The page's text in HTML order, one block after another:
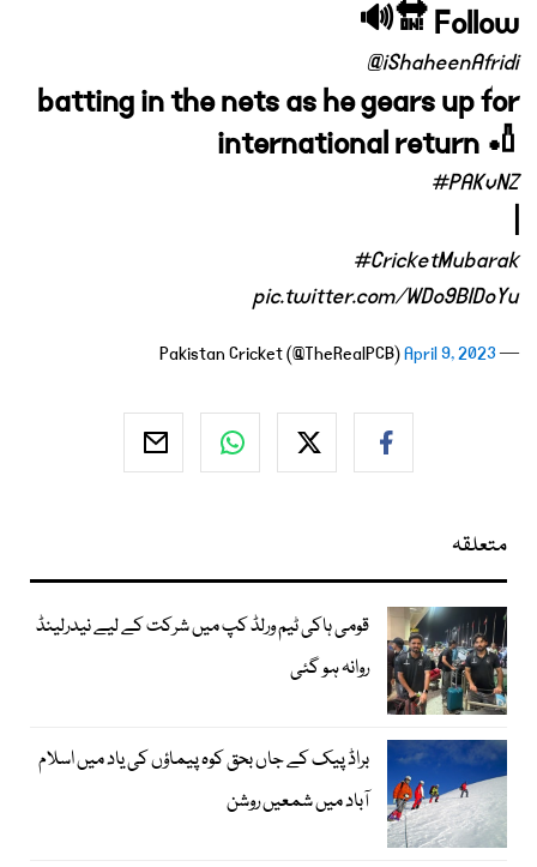
🔊🔛 Follow
@iShaheenAfridi
batting in the nets as he gears up for
international return 🏏
#PAKvNZ
#CricketMubarak
pic.twitter.com/WDo9BIDoYu
— Pakistan Cricket (@TheRealPCB)
April 9, 2023
متعلقہ
قومی ہاکی ٹیم ورلڈ کپ میں شرکت کے لیے نیدرلینڈ
روانہ ہو گئی
براڈ پیک کے جاں بحق کوہ پیماؤں کی یاد میں اسلام
آباد میں شمعیں روشن